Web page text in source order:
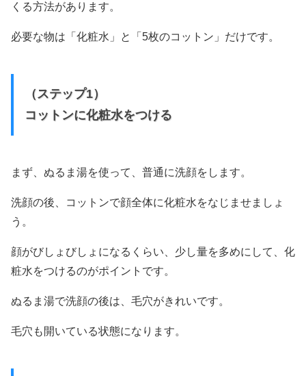
くる方法があります。
必要な物は「化粧水」と「5枚のコットン」だけです。
（ステップ1）
コットンに化粧水をつける
まず、ぬるま湯を使って、普通に洗顔をします。
洗顔の後、コットンで顔全体に化粧水をなじませましょ
う。
顔がびしょびしょになるくらい、少し量を多めにして、化
粧水をつけるのがポイントです。
ぬるま湯で洗顔の後は、毛穴がきれいです。
毛穴も開いている状態になります。